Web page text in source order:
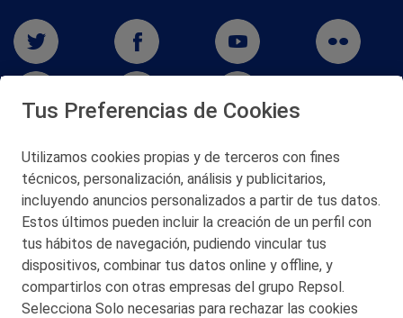
San Martín 5-Edificio Muñatones,
48550 Muskiz (Bizkaia)
Telf. 946 357 000
© 2026 Petronor S.A.
Tus Preferencias de Cookies
Utilizamos cookies propias y de terceros con fines
técnicos, personalización, análisis y publicitarios,
incluyendo anuncios personalizados a partir de tus datos.
Estos últimos pueden incluir la creación de un perfil con
tus hábitos de navegación, pudiendo vincular tus
dispositivos, combinar tus datos online y offline, y
compartirlos con otras empresas del grupo Repsol.
Selecciona Solo necesarias para rechazar las cookies